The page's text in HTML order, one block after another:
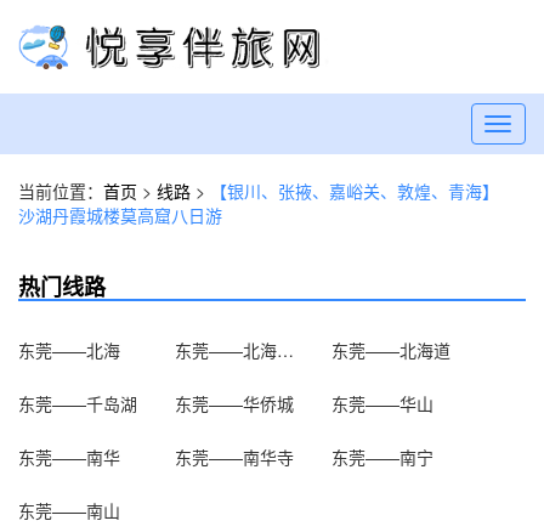
当前位置： 首页 > 线路 >
【银川、张掖、嘉峪关、敦煌、青海】
沙湖丹霞城楼莫高窟八日游
热门线路
东莞——北海 东莞——北海海底世界 东莞——北海道
东莞——千岛湖 东莞——华侨城 东莞——华山
东莞——南华 东莞——南华寺 东莞——南宁
东莞——南山